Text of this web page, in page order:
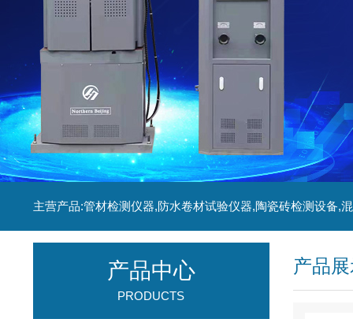
产品
产品中心
PRODUCTS